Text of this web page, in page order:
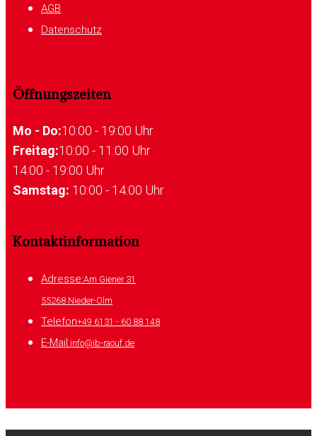
AGB
Datenschutz
Öffnungszeiten
Mo - Do:10:00 - 19:00 Uhr
Freitag:10:00 - 11:00 Uhr
14:00 - 19:00 Uhr
Samstag: 10:00 - 14:00 Uhr
Kontaktinformation
Adresse:Am Giener 31
55268 Nieder-Olm
Telefon+49 6131 - 60 88 148
E-Mail:info@ib-raouf.de